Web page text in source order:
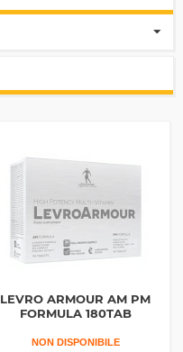
LEVRO ARMOUR AM PM
FORMULA 180TAB
NON DISPONIBILE